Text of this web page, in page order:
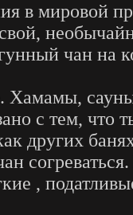
в мировой
чан на
Хамамы,
с тем, что
других
,